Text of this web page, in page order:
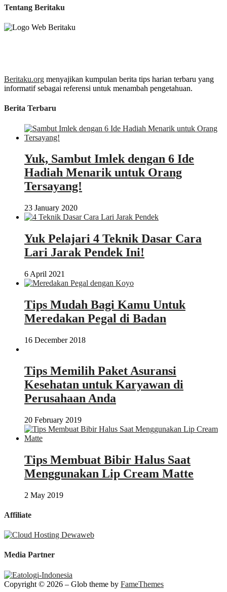
Tentang Beritaku
Beritaku.org menyajikan kumpulan berita tips harian terbaru yang
informatif sebagai referensi untuk menambah pengetahuan.
Berita Terbaru
Yuk, Sambut Imlek dengan 6 Ide
Hadiah Menarik untuk Orang
Tersayang!
23 January 2020
Yuk Pelajari 4 Teknik Dasar Cara
Lari Jarak Pendek Ini!
6 April 2021
Tips Mudah Bagi Kamu Untuk
Meredakan Pegal di Badan
16 December 2018
Tips Memilih Paket Asuransi
Kesehatan untuk Karyawan di
Perusahaan Anda
20 February 2019
Tips Membuat Bibir Halus Saat
Menggunakan Lip Cream Matte
2 May 2019
Affiliate
Media Partner
Copyright © 2026 – Glob theme by FameThemes